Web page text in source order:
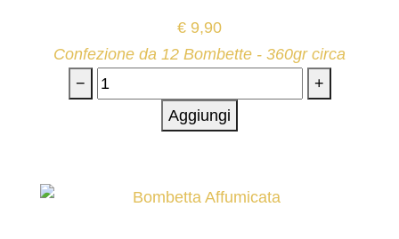
€ 9,90
Confezione da 12 Bombette - 360gr circa
−
+
Aggiungi